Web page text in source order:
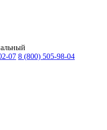
07 8 (800) 505-98-04